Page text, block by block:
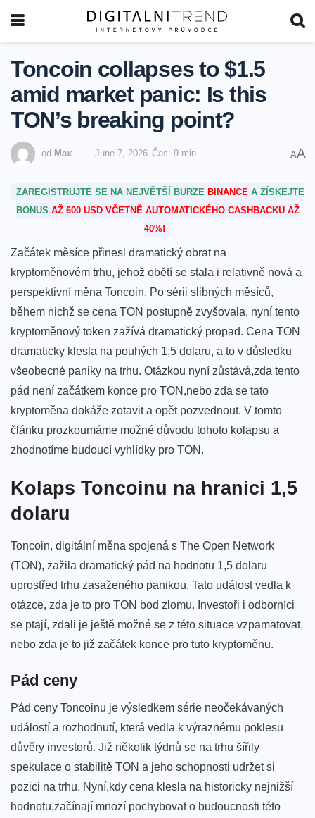
Toncoin collapses to $1.5
amid market panic: Is this
TON’s breaking point?
od Max June 7, 2026 Čas: 9 min AA
ZAREGISTRUJTE SE NA NEJVĚTŠÍ BURZE BINANCE A ZÍSKEJTE
BONUS AŽ 600 USD VČETNĚ AUTOMATICKÉHO CASHBACKU AŽ
40%!
Začátek měsíce přinesl dramatický obrat⁣ na
kryptoměnovém trhu, jehož‍ obětí⁢ se stala i relativně ‌nová a
perspektivní měna Toncoin.‌ Po sérii slibných měsíců,
během⁣ nichž se cena TON postupně zvyšovala, nyní tento
kryptoměnový token zažívá⁢ dramatický propad. Cena TON
dramaticky klesla na‍ pouhých 1,5​ dolaru, a to v⁣ důsledku
všeobecné paniky na trhu. ​Otázkou nyní ⁣zůstává,zda ​tento
pád není⁢ začátkem⁤ konce pro TON,nebo zda se ‍tato
kryptoměna dokáže‍ zotavit⁢ a opět pozvednout. V‍ tomto
‌článku prozkoumáme možné ⁤důvodu tohoto kolapsu a
zhodnotíme budoucí vyhlídky pro​ TON.
Kolaps⁣ Toncoinu‌ na hranici 1,5
dolaru
Toncoin, digitální měna spojená s The Open Network
(TON), zažila dramatický pád na hodnotu‍ 1,5 dolaru
uprostřed trhu zasaženého panikou. Tato událost vedla k
‍otázce,⁢ zda je‌ to pro TON⁢ bod ⁢zlomu. Investoři i odborníci
⁤se ptají, zdali je ještě​ možné se z této ⁤situace ‌vzpamatovat,
nebo zda je‍ to již začátek konce pro tuto‍ kryptoměnu.
Pád​ ceny
Pád ceny ​Toncoinu je výsledkem série neočekávaných
‍událostí a rozhodnutí, která vedla ‍k výraznému⁤ poklesu
důvěry investorů. Již několik‍ týdnů se na trhu ⁤šířily
‌spekulace o stabilitě TON a jeho schopnosti udržet⁤ si
pozici na trhu. Nyní,kdy cena⁢ klesla na historicky ⁤nejnižší
⁤hodnotu,začínají mnozí pochybovat o budoucnosti této ​